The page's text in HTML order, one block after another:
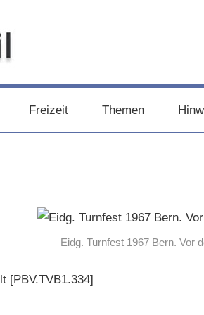
Freizeit Themen
Eidg. Turnfest 1967 Bern. Vor
[PBV.TVB1.334]